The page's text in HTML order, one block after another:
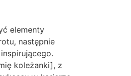
elementy
następnie
koleżanki], z